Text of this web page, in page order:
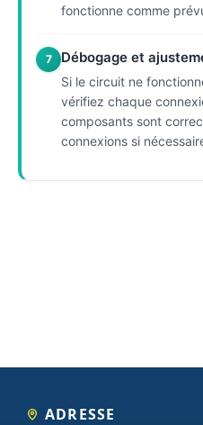
fonctionne comme
7 Débogage et
Si le circuit ne
vérifiez chaque
composants sont
connexions si
ADRESSE